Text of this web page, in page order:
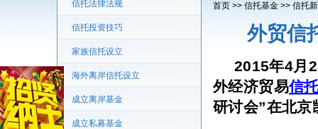
信托法律法规
信托投资技巧
家族信托设立
海外离岸信托设立
成立离岸基金
成立私募基金
首页 >> 信托基金 >> 信托
外贸信
2015年4月
外经济贸易信
研讨会”在北京